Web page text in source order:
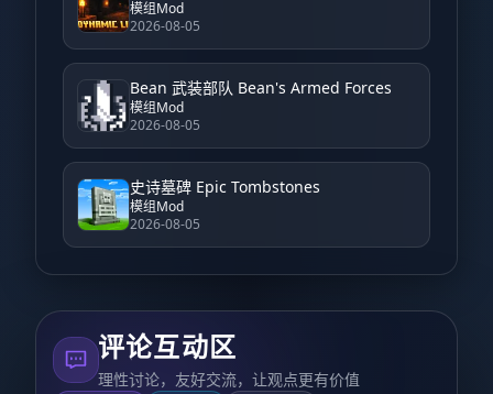
模组Mod
2026-08-05
Bean 武装部队 Bean's Armed Forces
模组Mod
2026-08-05
史诗墓碑 Epic Tombstones
模组Mod
2026-08-05
评论互动区
理性讨论，友好交流，让观点更有价值